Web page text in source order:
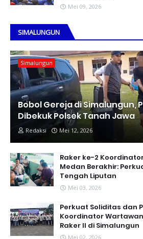
Mei 09, 2026
SIMALUNGUN
Simalungun
Bobol Gereja di Simalungun,
Dibekuk Polsek Tanah Jawa
Redaksi Mei 12, 2026
Raker ke-2
Medan Berakhir:
Tengah Liputan
Mei 03, 2026
Perkuat Soliditas dan
Koordinator Wartawan
Raker II di Simalungun
Mei 02, 2026